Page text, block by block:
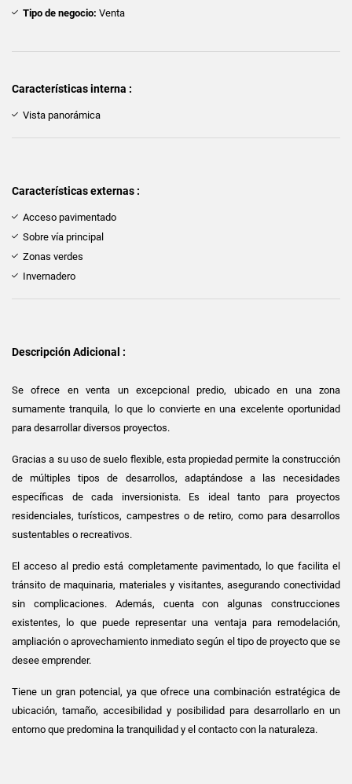
Tipo de negocio: Venta
Características interna :
Vista panorámica
Características externas :
Acceso pavimentado
Sobre vía principal
Zonas verdes
Invernadero
Descripción Adicional :
Se ofrece en venta un excepcional predio, ubicado en una zona
sumamente tranquila, lo que lo convierte en una excelente oportunidad
para desarrollar diversos proyectos.
Gracias a su uso de suelo flexible, esta propiedad permite la construcción
de múltiples tipos de desarrollos, adaptándose a las necesidades
específicas de cada inversionista. Es ideal tanto para proyectos
residenciales, turísticos, campestres o de retiro, como para desarrollos
sustentables o recreativos.
El acceso al predio está completamente pavimentado, lo que facilita el
tránsito de maquinaria, materiales y visitantes, asegurando conectividad
sin complicaciones. Además, cuenta con algunas construcciones
existentes, lo que puede representar una ventaja para remodelación,
ampliación o aprovechamiento inmediato según el tipo de proyecto que se
desee emprender.
Tiene un gran potencial, ya que ofrece una combinación estratégica de
ubicación, tamaño, accesibilidad y posibilidad para desarrollarlo en un
entorno que predomina la tranquilidad y el contacto con la naturaleza.